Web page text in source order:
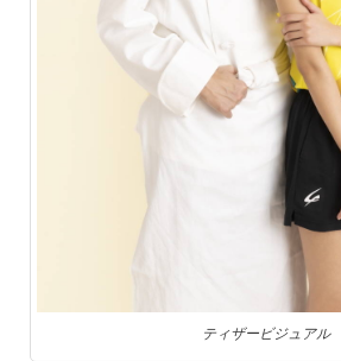
ティザービジュアル